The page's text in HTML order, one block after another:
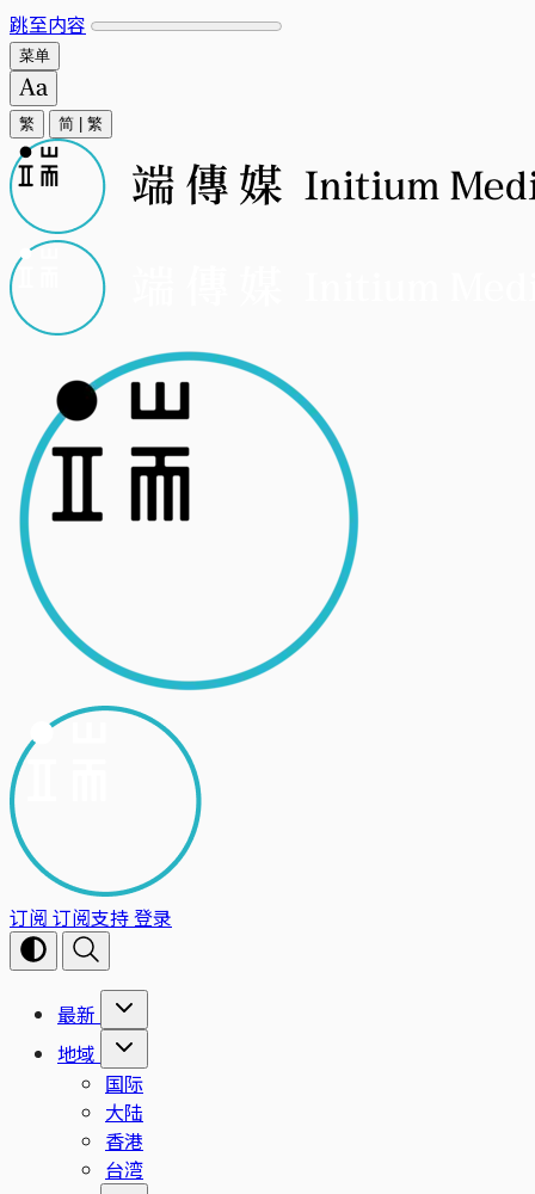
跳至内容
菜单
繁 简 繁
订阅 订阅支持登录
最新
地域
国际
大陆
香港
台湾